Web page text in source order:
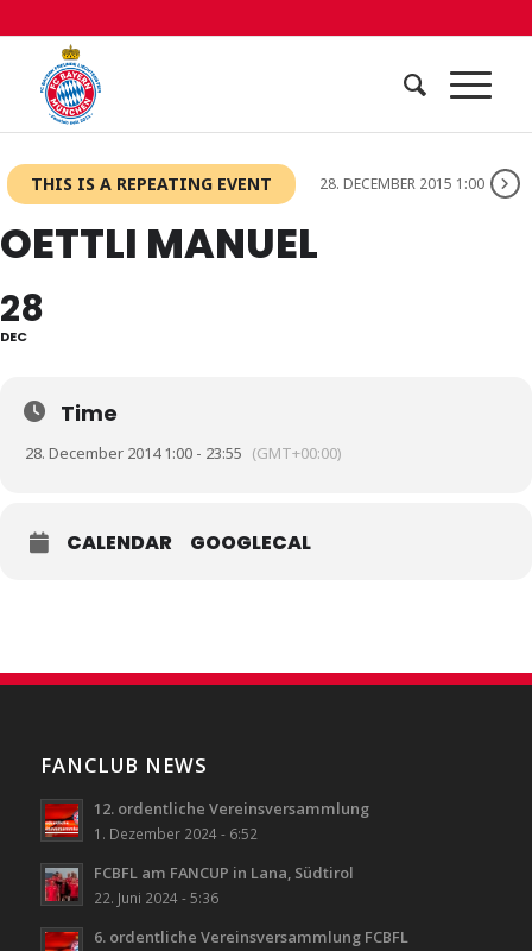
THIS IS A REPEATING EVENT 28. DECEMBER 2015 1:00
OETTLI MANUEL
28
DEC
Time
28. December 2014 1:00 - 23:55 (GMT+00:00)
CALENDAR GOOGLECAL
FANCLUB NEWS
12. ordentliche Vereinsversammlung
1. Dezember 2024 - 6:52
FCBFL am FANCUP in Lana, Südtirol
22. Juni 2024 - 5:36
6. ordentliche Vereinsversammlung FCBFL